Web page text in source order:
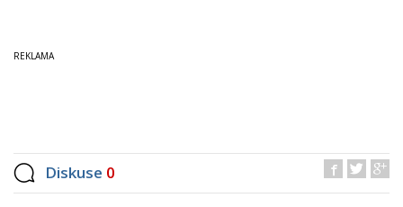
Diskuse 0